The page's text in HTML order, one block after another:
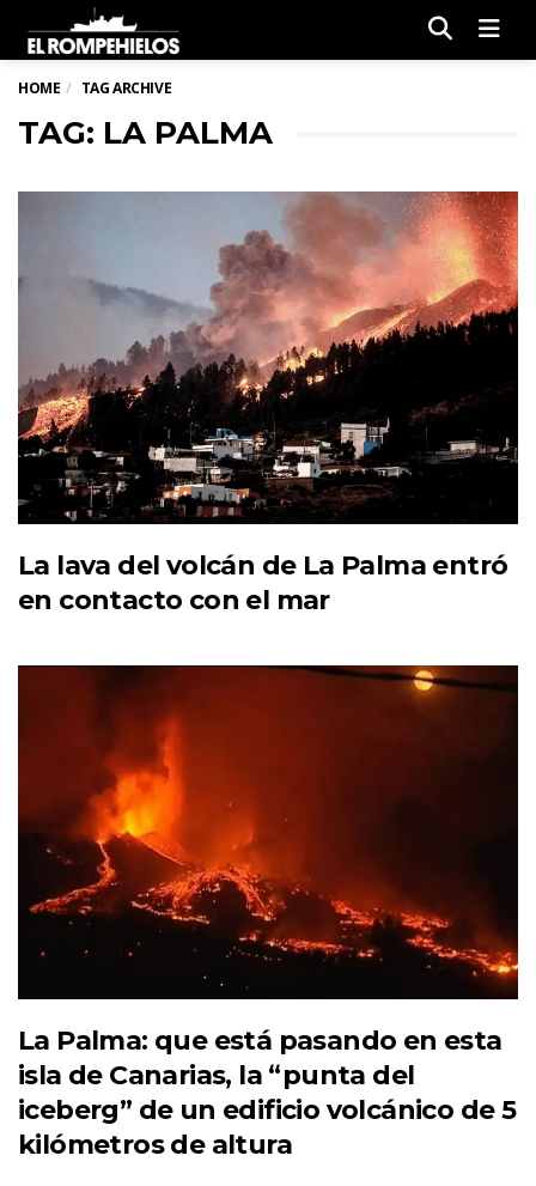
HOME TAG ARCHIVE
TAG: LA PALMA
La lava del volcán de La Palma entró
en contacto con el mar
La Palma: que está pasando en esta
isla de Canarias, la “punta del
iceberg” de un edificio volcánico de 5
kilómetros de altura